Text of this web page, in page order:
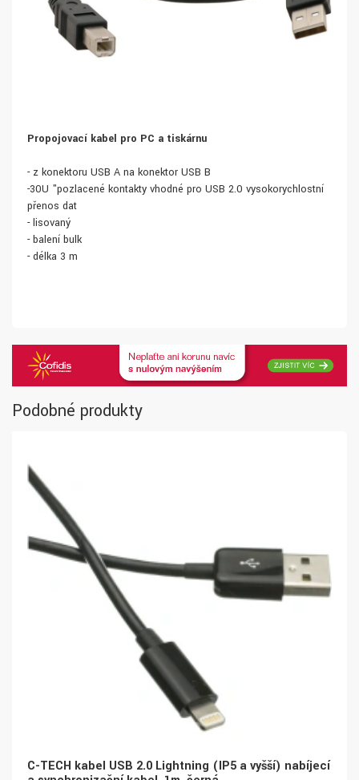
Propojovací kabel pro PC a tiskárnu
- z konektoru USB A na konektor USB B
-30U "pozlacené kontakty vhodné pro USB 2.0 vysokorychlostní
přenos dat
- lisovaný
- balení bulk
- délka 3 m
Podobné produkty
C-TECH kabel USB 2.0 Lightning (IP5 a vyšší) nabíjecí